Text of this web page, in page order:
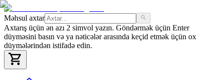
Məhsul axtar
Axtarış üçün ən azı 2 simvol yazın. Göndərmək üçün Enter
düyməsini basın və ya nəticələr arasında keçid etmək üçün ox
düymələrindən istifadə edin.